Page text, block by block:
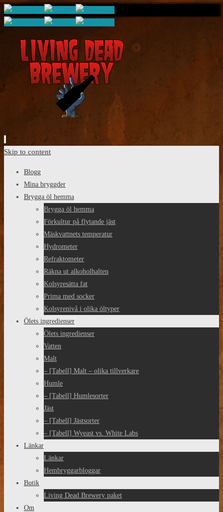
Skip to content
Blogg
Mina bryggder
Brygga öl hemma
Brygga öl hemma
Förkultur på flytande jäst
Mäskvattnets temperatur
Hydrometer
Refraktometer
Räkna ut alkoholhalten
Kolsyresätta fat
Prima med socker
Kolsyrenivå i olika öltyper
Ölets ingredienser
Ölets ingredienser
Vatten
Malt
– [Tabell] Malt – olika tillverkare
Humle
– [Tabell] Humlesorter
Jäst
– [Tabell] Jästsorter
– [Tabell] Wyeast vs. White Labs
Länkar
Länkar
Hembryggarbloggar
Butik
Living Dead Brewery paket
Om